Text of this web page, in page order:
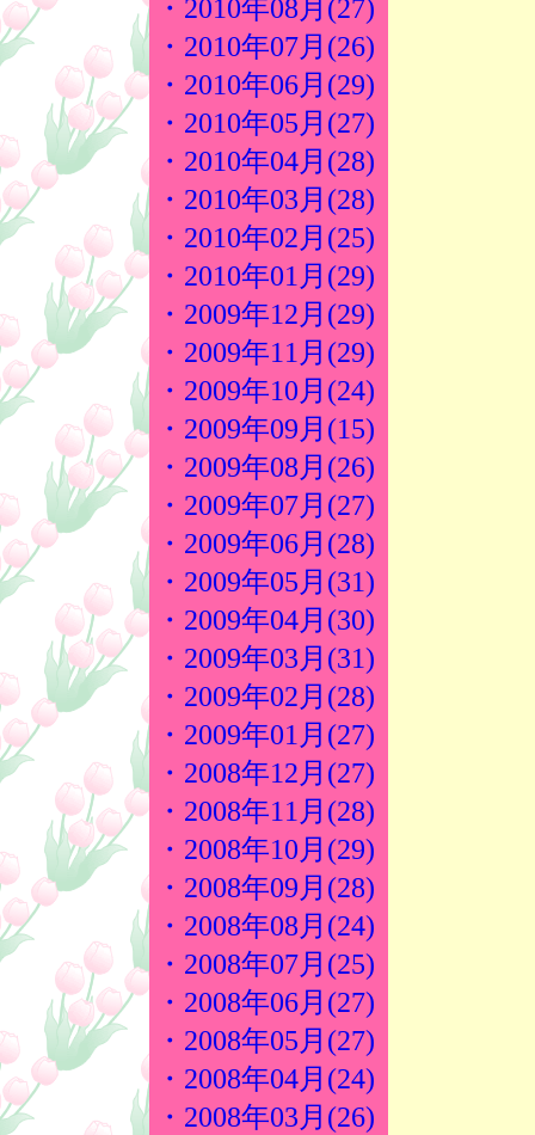
・2010年08月(27)
・2010年07月(26)
・2010年06月(29)
・2010年05月(27)
・2010年04月(28)
・2010年03月(28)
・2010年02月(25)
・2010年01月(29)
・2009年12月(29)
・2009年11月(29)
・2009年10月(24)
・2009年09月(15)
・2009年08月(26)
・2009年07月(27)
・2009年06月(28)
・2009年05月(31)
・2009年04月(30)
・2009年03月(31)
・2009年02月(28)
・2009年01月(27)
・2008年12月(27)
・2008年11月(28)
・2008年10月(29)
・2008年09月(28)
・2008年08月(24)
・2008年07月(25)
・2008年06月(27)
・2008年05月(27)
・2008年04月(24)
・2008年03月(26)